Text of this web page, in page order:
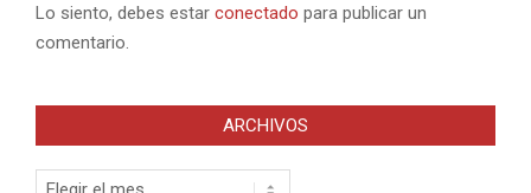
Lo siento, debes estar conectado para publicar un
comentario.
ARCHIVOS
Archivos